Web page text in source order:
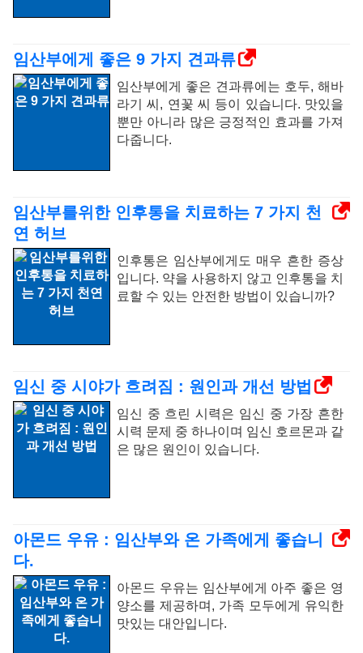
임산부에게 좋은 9 가지 견과류
임산부에게 좋은 견과류에는 호두, 해바
라기 씨, 연꽃 씨 등이 있습니다. 맛있을
뿐만 아니라 많은 긍정적인 효과를 가져
다줍니다.
임산부를위한 인후통을 치료하는 7 가지 천
연 허브
인후통은 임산부에게도 매우 흔한 증상
입니다. 약을 사용하지 않고 인후통을 치
료할 수 있는 안전한 방법이 있습니까?
임신 중 시야가 흐려짐 : 원인과 개선 방법
임신 중 흐린 시력은 임신 중 가장 흔한
시력 문제 중 하나이며 임신 호르몬과 같
은 많은 원인이 있습니다.
아몬드 우유 : 임산부와 온 가족에게 좋습니
다.
아몬드 우유는 임산부에게 아주 좋은 영
양소를 제공하며, 가족 모두에게 유익한
맛있는 대안입니다.